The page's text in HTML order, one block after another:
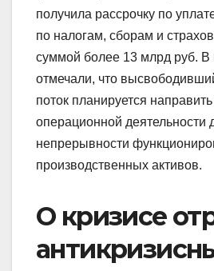
получила рассрочку по
по налогам, сборам и
суммой более 13 млрд руб. В
отмечали, что
поток планируется
операционной деятельности
непрерывности
производственных активов.
О кризисе